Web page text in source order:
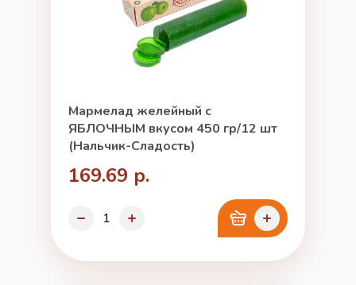
Мармелад желейный с
ЯБЛОЧНЫМ вкусом 450 гр/12 шт
(Нальчик-Сладость)
169.69 р.